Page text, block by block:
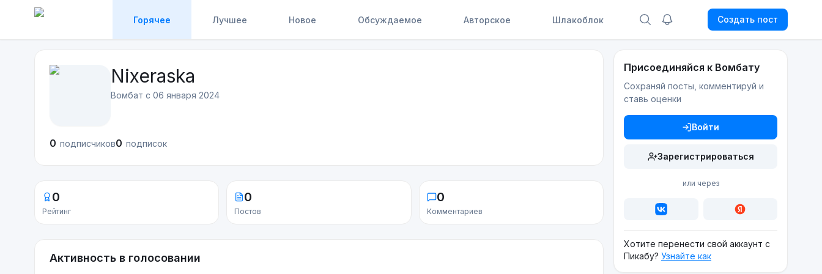
Горячее Лучшее Новое Обсуждаемое Авторское Шлакоблок Создать пост
Nixeraska
Вомбат с 06 января 2024
0 подписчиков0 подписок
0
Рейтинг
0
Постов
0
Комментариев
Активность в голосовании
Присоединяйся к Вомбату
Сохраняй посты, комментируй и
ставь оценки
Войти
Зарегистрироваться
или через
Хотите перенести свой аккаунт с
Пикабу? Узнайте как